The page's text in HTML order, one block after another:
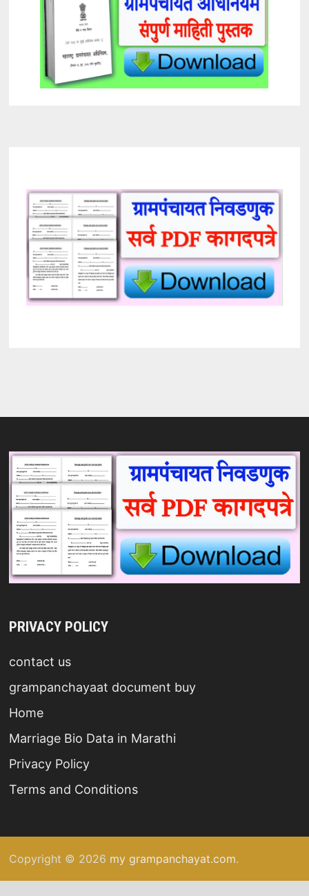
PRIVACY POLICY
contact us
grampanchayaat document buy
Home
Marriage Bio Data in Marathi
Privacy Policy
Terms and Conditions
Copyright © 2026 my grampanchayat.com.